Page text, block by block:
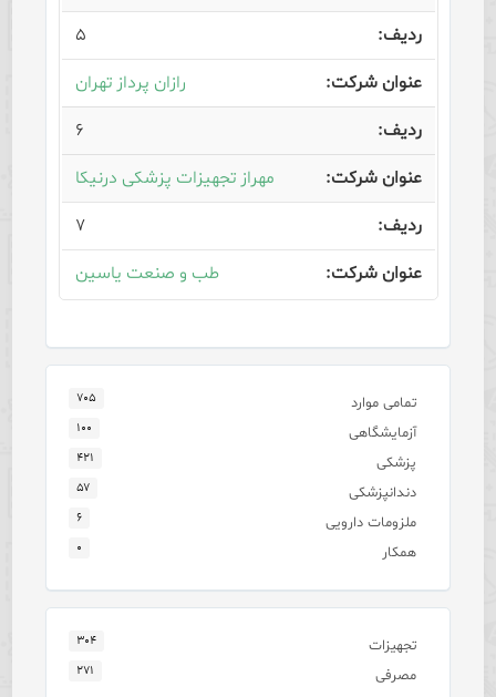
۵
رازان پرداز تهران
۶
مهراز تجهیزات پزشکی درنیکا
۷
طب و صنعت یاسین
تمامی موارد ۷۰۵
آزمایشگاهی ۱۰۰
پزشکی ۴۲۱
دندانپزشکی ۵۷
ملزومات دارویی ۶
همکار ۰
تجهیزات ۳۰۴
مصرفی ۲۷۱